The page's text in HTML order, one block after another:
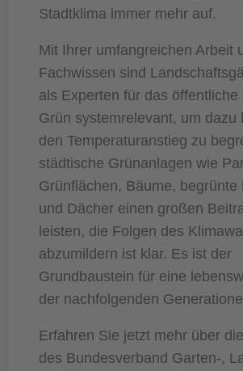
Stadtklima immer mehr auf.
Mit Ihrer umfangreichen Arbeit
Fachwissen sind
als Experten für das öffentliche
Grün systemrelevant, um dazu
den Temperaturanstieg zu
städtische Grünanlagen wie
Grünflächen, Bäume, begrünte
und Dächer einen großen
leisten, die Folgen des
abzumildern ist klar. Es ist der
Grundbaustein für eine
der nachfolgenden
Erfahren Sie jetzt mehr über
des Bundesverband Garten-,